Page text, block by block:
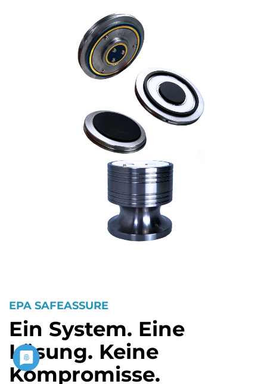
EPA SAFEASSURE
Ein System. Eine
Lösung. Keine
Kompromisse.